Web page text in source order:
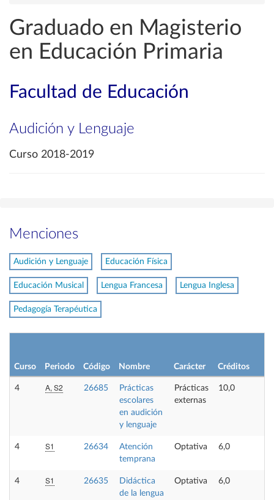
Graduado en Magisterio
en Educación Primaria
Facultad de Educación
Audición y Lenguaje
Curso 2018-2019
Menciones
Audición y Lenguaje Educación Física
Educación Musical Lengua Francesa Lengua Inglesa
Pedagogía Terapéutica
Curso Periodo Código Nombre Carácter Créditos
4 A, S2 26685
Prácticas
escolares
en audición
y lenguaje
Prácticas
externas
10,0
4 S1 26634
Atención
temprana
Optativa 6,0
4 S1 26635
Didáctica
de la lengua
Optativa 6,0